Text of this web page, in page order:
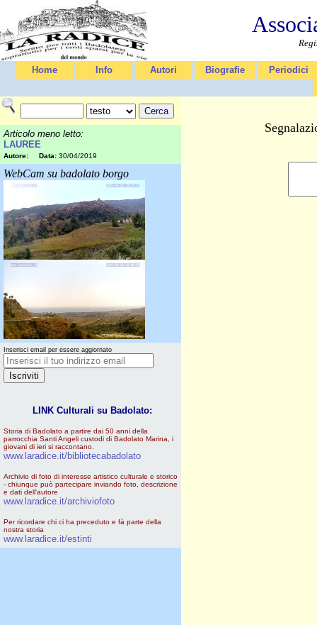
Home Info Autori Biografie Periodici
Articolo meno letto:
LAUREE
Autore: Data: 30/04/2019
WebCam su badolato borgo
Inserisci email per essere aggiornato
LINK Culturali su Badolato:
Storia di Badolato a partire dai 50 anni della
parrocchia Santi Angeli custodi di Badolato Marina, i
giovani di ieri si raccontano.
www.laradice.it/bibliotecabadolato
Archivio di foto di interesse artistico culturale e storico
- chiunque può partecipare inviando foto, descrizione
e dati dell'autore
www.laradice.it/archiviofoto
Per ricordare chi ci ha preceduto e fà parte della
nostra storia
www.laradice.it/estinti